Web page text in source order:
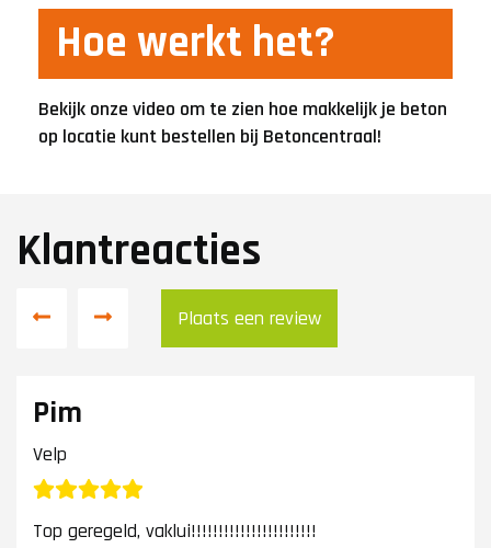
Hoe werkt het?
Bekijk onze video om te zien hoe makkelijk je beton
op locatie kunt bestellen bij Betoncentraal!
Klantreacties
Pim
Velp
Top geregeld, vaklui!!!!!!!!!!!!!!!!!!!!!!!
Plaats een review